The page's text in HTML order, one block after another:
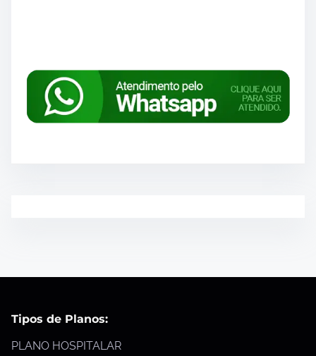
Tipos de Planos:
PLANO HOSPITALAR